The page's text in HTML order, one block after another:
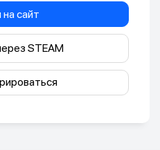
сайт
STEAM